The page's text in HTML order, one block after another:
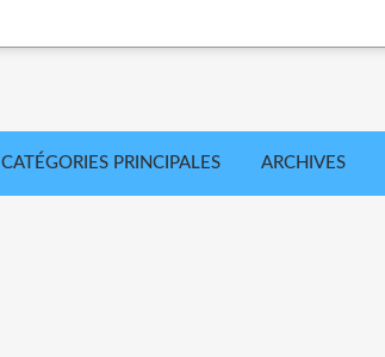
CATÉGORIES PRINCIPALES ARCHIVES